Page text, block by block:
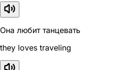
Она любит танцевать
they loves traveling